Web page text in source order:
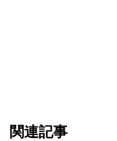
関連記事